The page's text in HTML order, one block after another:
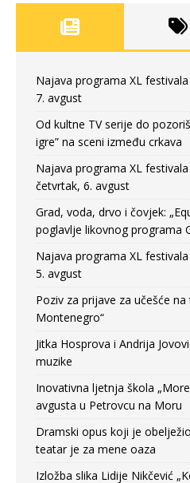
Najava programa XL
7. avgust
Od kultne TV serije do
igre” na sceni između crkava
Najava programa XL festivala
četvrtak, 6. avgust
Grad, voda, drvo i čovjek:
poglavlje likovnog programa
Najava programa XL
5. avgust
Poziv za prijave za učešće
Montenegro“
Jitka Hosprova i Andrija
muzike
Inovativna ljetnja škola
avgusta u Petrovcu na Moru
Dramski opus koji je
teatar je za mene oaza
Izložba slika Lidije Nikčević